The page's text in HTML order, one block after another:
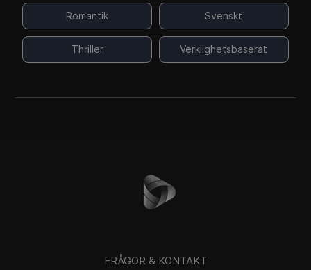
Romantik Svenskt
Thriller Verklighetsbaserat
FRÅGOR & KONTAKT